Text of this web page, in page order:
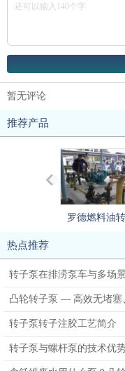
暂无评论
推荐产品
罗德燃料油
热点推荐
转子泵在排涝泵车与多场
凸轮转子泵 — 高效无堵塞
转子泵转子注胶工艺简介
转子泵与螺杆泵的技术优